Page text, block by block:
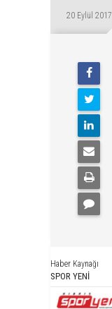
20 Eylül 2017
Haber Kaynağı
SPOR YENİ